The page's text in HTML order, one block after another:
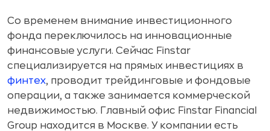
Со временем внимание инвестиционного
фонда переключилось на инновационные
финансовые услуги. Сейчас Finstar
специализируется на прямых инвестициях в
финтех, проводит трейдинговые и фондовые
операции, а также занимается коммерческой
недвижимостью. Главный офис Finstar Financial
Group находится в Москве. У компании есть